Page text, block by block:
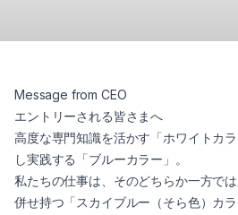
Message from CEO
エントリーされる皆さまへ
高度な専門知識を活かす「ホワイトカ
し実践する「ブルーカラー」。
私たちの仕事は、そのどちらか一方で
併せ持つ「スカイブルー（そら色）カ